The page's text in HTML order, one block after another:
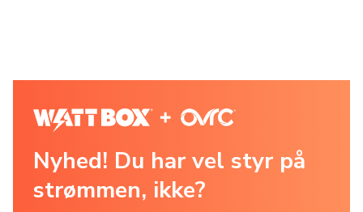
Nyhed! Du har vel styr på
strømmen, ikke?